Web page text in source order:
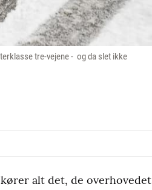
tre-vejene - og da slet ikke
alt det, de overhovedet